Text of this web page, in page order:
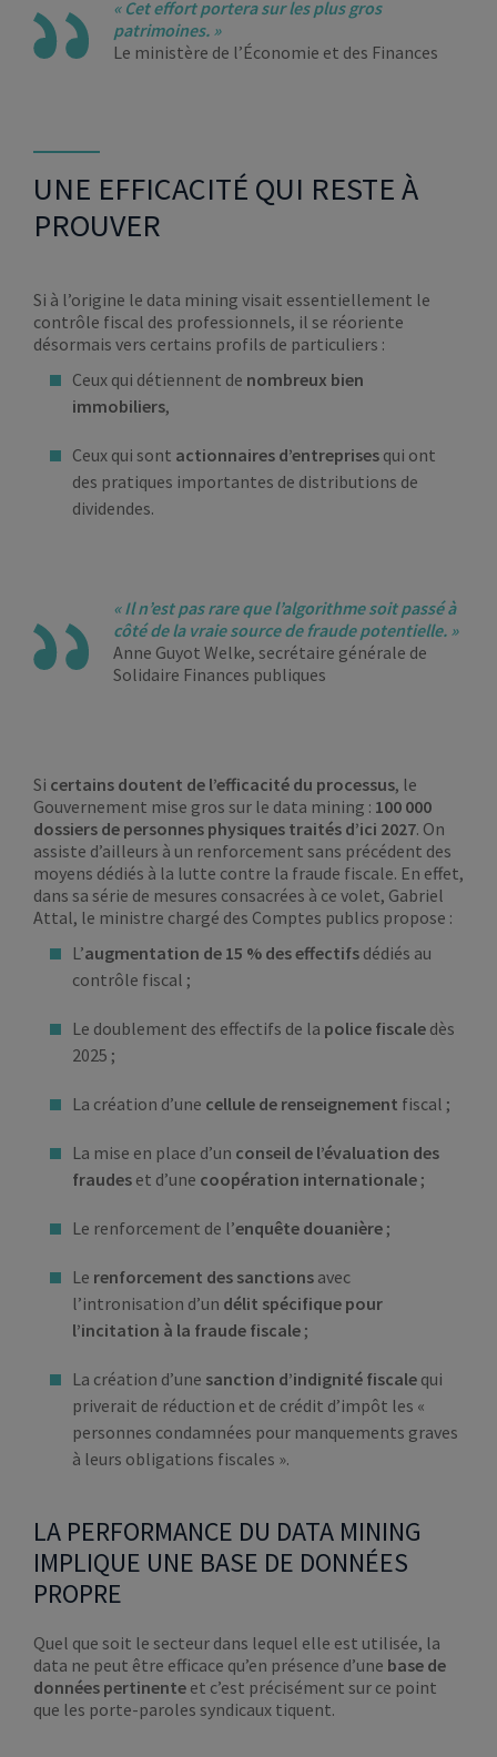
« Cet effort portera sur les plus gros
patrimoines. »
Le ministère de l’Économie et des Finances
UNE EFFICACITÉ QUI RESTE À
PROUVER
Si à l’origine le data mining visait essentiellement le
contrôle fiscal des professionnels, il se réoriente
désormais vers certains profils de particuliers :
Ceux qui détiennent de nombreux bien
immobiliers,
Ceux qui sont actionnaires d’entreprises qui ont
des pratiques importantes de distributions de
dividendes.
« Il n’est pas rare que l’algorithme soit passé à
côté de la vraie source de fraude potentielle. »
Anne Guyot Welke, secrétaire générale de
Solidaire Finances publiques
Si certains doutent de l’efficacité du processus, le
Gouvernement mise gros sur le data mining : 100 000
dossiers de personnes physiques traités d’ici 2027. On
assiste d’ailleurs à un renforcement sans précédent des
moyens dédiés à la lutte contre la fraude fiscale. En effet,
dans sa série de mesures consacrées à ce volet, Gabriel
Attal, le ministre chargé des Comptes publics propose :
L’augmentation de 15 % des effectifs dédiés au
contrôle fiscal ;
Le doublement des effectifs de la police fiscale dès
2025 ;
La création d’une cellule de renseignement fiscal ;
La mise en place d’un conseil de l’évaluation des
fraudes et d’une coopération internationale ;
Le renforcement de l’enquête douanière ;
Le renforcement des sanctions avec
l’intronisation d’un délit spécifique pour
l’incitation à la fraude fiscale ;
La création d’une sanction d’indignité fiscale qui
priverait de réduction et de crédit d’impôt les «
personnes condamnées pour manquements graves
à leurs obligations fiscales ».
LA PERFORMANCE DU DATA MINING
IMPLIQUE UNE BASE DE DONNÉES
PROPRE
Quel que soit le secteur dans lequel elle est utilisée, la
data ne peut être efficace qu’en présence d’une base de
données pertinente et c’est précisément sur ce point
que les porte-paroles syndicaux tiquent.